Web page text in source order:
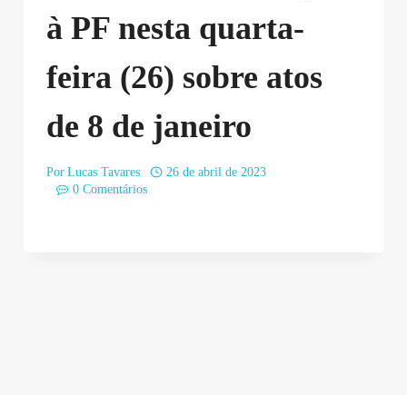
à PF nesta quarta-
feira (26) sobre atos
de 8 de janeiro
Por Lucas Tavares
26 de abril de 2023
0 Comentários